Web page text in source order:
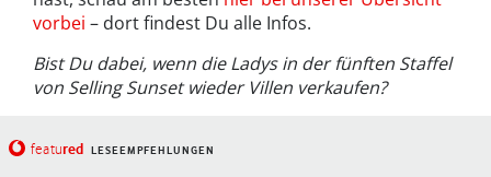
vorbei – dort findest Du alle Infos.
Bist Du dabei, wenn die Ladys in der fünften Staffel
von Selling Sunset wieder Villen verkaufen?
featured LESEEMPFEHLUNGEN